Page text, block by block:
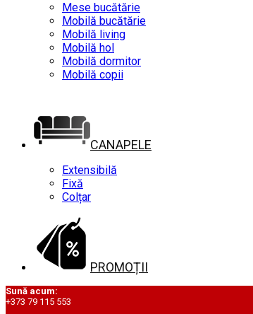
Mese bucătărie
Mobilă bucătărie
Mobilă living
Mobilă hol
Mobilă dormitor
Mobilă copii
CANAPELE
Extensibilă
Fixă
Colțar
PROMOȚII
Sună acum:
+373 79 115 553